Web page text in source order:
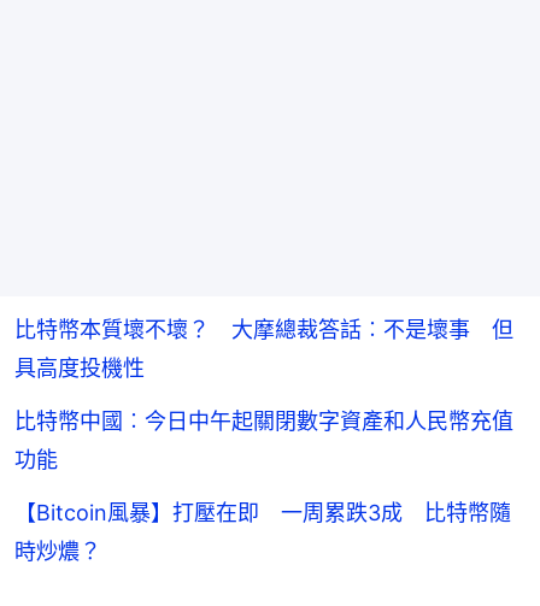
比特幣本質壞不壞？ 大摩總裁答話︰不是壞事 但
具高度投機性
比特幣中國︰今日中午起關閉數字資產和人民幣充值
功能
【Bitcoin風暴】打壓在即 一周累跌3成 比特幣隨
時炒燶？